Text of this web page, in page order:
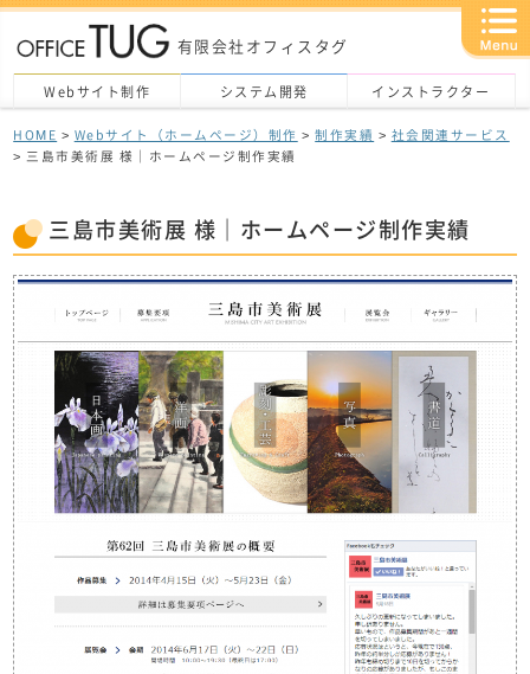
有限会社オフィスタグ
Webサイト制作 システム開発 インストラクター
HOME > Webサイト（ホームページ）制作 >制作実績 > 社会関連サービス
> 三島市美術展 様｜ホームページ制作実績
三島市美術展 様｜ホームページ制作実績